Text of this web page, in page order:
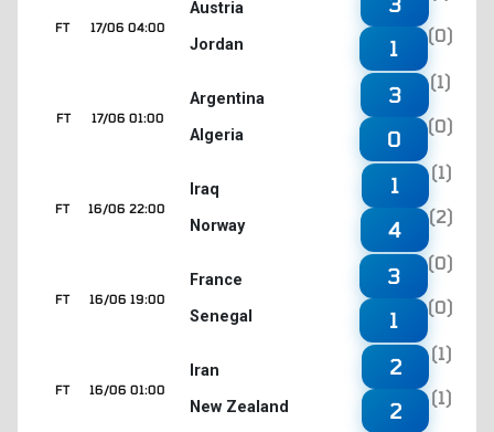
17/06 04:00
FT
Austria
Jordan
1
(0)
17/06 01:00
FT
Argentina
Algeria
3
(1)
0
(0)
16/06 22:00
FT
Iraq
Norway
1
(1)
4
(2)
16/06 19:00
FT
France
Senegal
3
(0)
1
(0)
16/06 01:00
FT
Iran
New Zealand
2
(1)
2
(1)